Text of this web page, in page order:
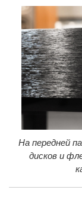
На передней
дисков и